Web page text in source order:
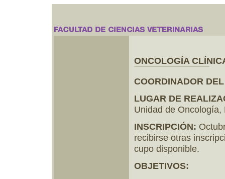
ONCOLOGÍA
COORDINADOR
LUGAR DE
Unidad de Oncología,
INSCRIPCIÓN:
recibirse otras
cupo disponible.
OBJETIVOS: